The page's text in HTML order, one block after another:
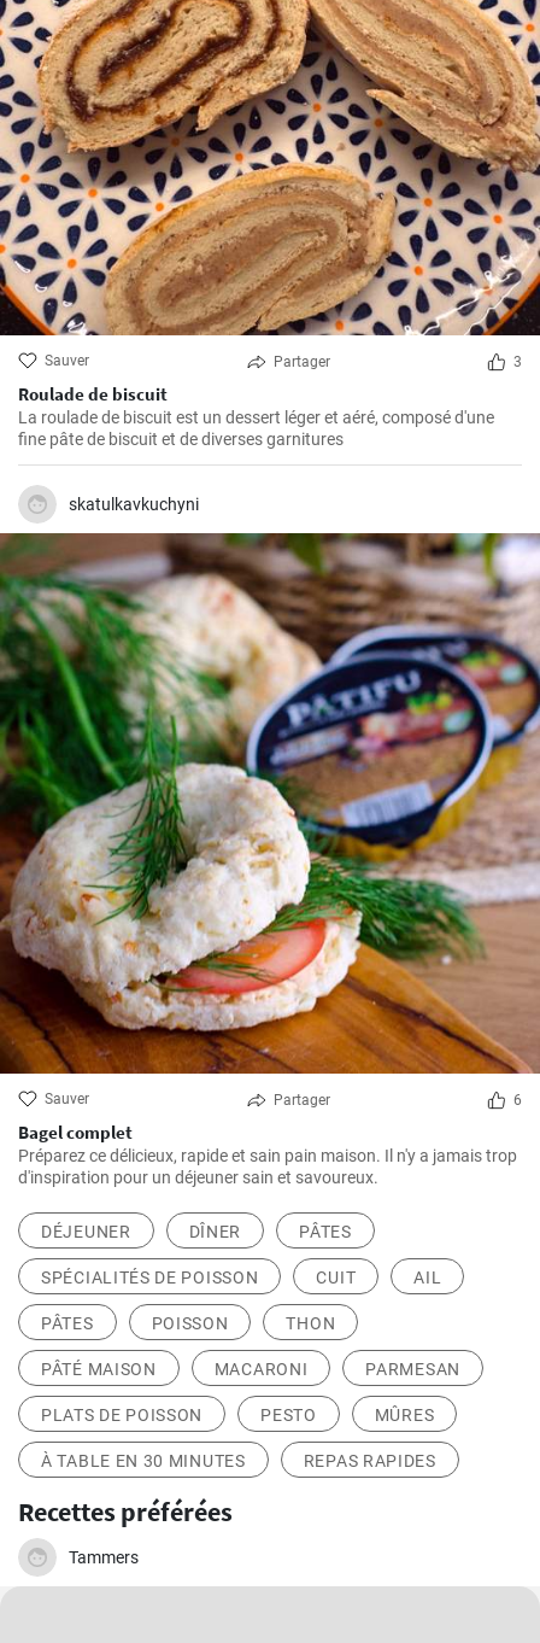
Sauver Partager 3
Roulade de biscuit
La roulade de biscuit est un dessert léger et aéré, composé d'une
fine pâte de biscuit et de diverses garnitures
skatulkavkuchyni
Sauver Partager 6
Bagel complet
Préparez ce délicieux, rapide et sain pain maison. Il n'y a jamais trop
d'inspiration pour un déjeuner sain et savoureux.
DÉJEUNER DÎNER PÂTES
SPÉCIALITÉS DE POISSON CUIT AIL
PÂTES POISSON THON
PÂTÉ MAISON MACARONI PARMESAN
PLATS DE POISSON PESTO MÛRES
À TABLE EN 30 MINUTES REPAS RAPIDES
Recettes préférées
Tammers